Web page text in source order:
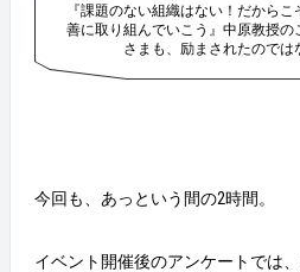
『課題のない組織はない！だから
善に取り組んでいこう』中原教授の
さまも、励まされたのでは
今回も、あっという間の2時間。
イベント開催後のアンケートでは